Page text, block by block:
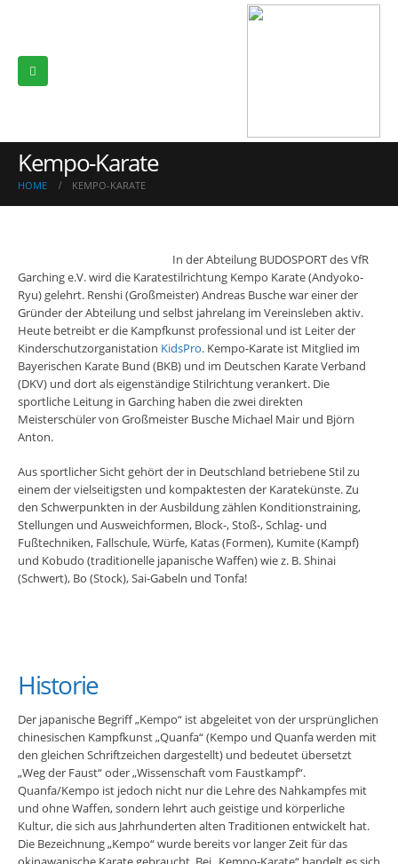
Kempo-Karate
HOME KEMPO-KARATE
In der Abteilung BUDOSPORT des VfR
Garching e.V. wird die Karatestilrichtung Kempo Karate (Andyoko-
Ryu) gelehrt. Renshi (Großmeister) Andreas Busche war einer der
Gründer der Abteilung und selbst jahrelang im Vereinsleben aktiv.
Heute betreibt er die Kampfkunst professional und ist Leiter der
Kinderschutzorganistation KidsPro. Kempo-Karate ist Mitglied im
Bayerischen Karate Bund (BKB) und im Deutschen Karate Verband
(DKV) und dort als eigenständige Stilrichtung verankert. Die
sportliche Leitung in Garching haben die zwei direkten
Meisterschüler von Großmeister Busche Michael Mair und Björn
Anton.
Aus sportlicher Sicht gehört der in Deutschland betriebene Stil zu
einem der vielseitigsten und kompaktesten der Karatekünste. Zu
den Schwerpunkten in der Ausbildung zählen Konditionstraining,
Stellungen und Ausweichformen, Block-, Stoß-, Schlag- und
Fußtechniken, Fallschule, Würfe, Katas (Formen), Kumite (Kampf)
und Kobudo (traditionelle japanische Waffen) wie z. B. Shinai
(Schwert), Bo (Stock), Sai-Gabeln und Tonfa!
Historie
Der japanische Begriff „Kempo“ ist abgeleitet von der ursprünglichen
chinesischen Kampfkunst „Quanfa“ (Kempo und Quanfa werden mit
den gleichen Schriftzeichen dargestellt) und bedeutet übersetzt
„Weg der Faust“ oder „Wissenschaft vom Faustkampf“.
Quanfa/Kempo ist jedoch nicht nur die Lehre des Nahkampfes mit
und ohne Waffen, sondern lehrt auch geistige und körperliche
Kultur, die sich aus Jahrhunderten alten Traditionen entwickelt hat.
Die Bezeichnung „Kempo“ wurde bereits vor langer Zeit für das